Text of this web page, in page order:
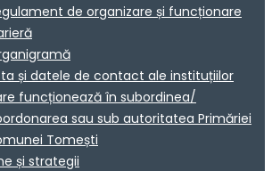
de organizare și funcționare
și datele de contact ale instituțiilor
funcționează în subordinea/
sau sub autoritatea Primăriei
Tomești
și strategii